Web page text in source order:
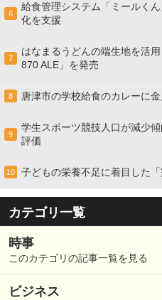
6
給食管理システム「ミールく
化を支援
7
はなまるうどんの端生地を活
870 ALE」を発売
8 唐津市の学校給食のカレーに
9
学生スポーツ競技人口が減少
評価
10 子どもの栄養不足に着目した
カテゴリ一覧
時事
このカテゴリの記事一覧を見る
ビジネス